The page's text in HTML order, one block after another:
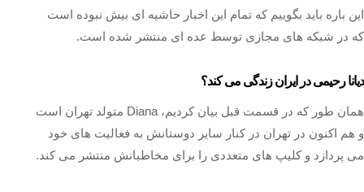
این باره باید بگوییم که تمام این اخبار حاشیه ای بیش نبوده است
که در شبکه های مجازی توسط عده ای منتشر شده است.
دیانا رحیمی در ایران زندگی می کند؟
همان طور که در قسمت قبل بیان کردیم، Diana متولد تهران است
و هم اکنون در تهران در کنار سایر دوستانش به فعالیت‌ های خود
می‌ پردازد و کلیپ های متعددی را برای مخاطبانش منتشر می کند.